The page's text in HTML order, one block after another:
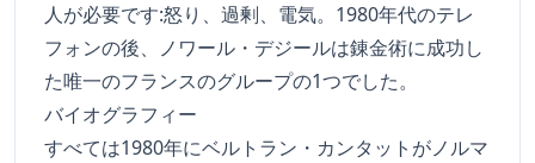
人が必要です:怒り、過剰、電気。1980年代のテレ
フォンの後、ノワール・デジールは錬金術に成功し
た唯一のフランスのグループの1つでした。
バイオグラフィー
すべては1980年にベルトラン・カンタットがノルマ